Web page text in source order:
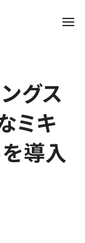
グス
ミキ
導入